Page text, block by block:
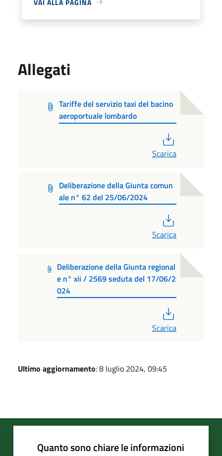
Allegati
Tariffe del servizio taxi del bacino
aeroportuale lombardo
Scarica
Deliberazione della Giunta comun
ale n° 62 del 25/06/2024
Scarica
Deliberazione della Giunta regional
e n° xii / 2569 seduta del 17/06/2
024
Scarica
Ultimo aggiornamento: 8 luglio 2024, 09:45
Quanto sono chiare le informazioni